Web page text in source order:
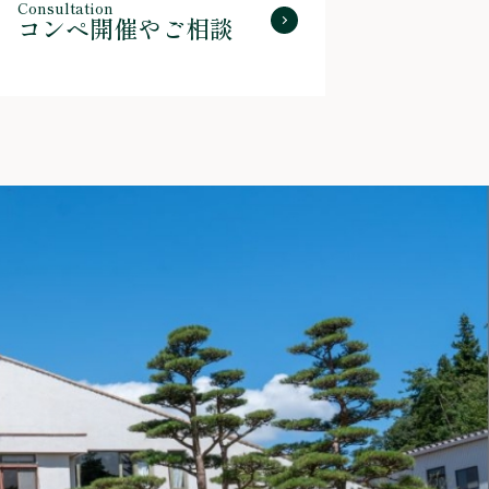
Consultation
コンペ開催やご相談